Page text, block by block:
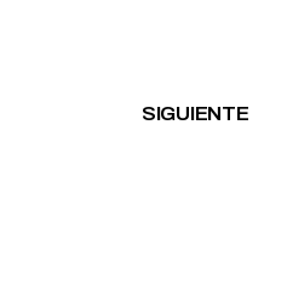
SIGUIENTE